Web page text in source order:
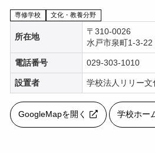
専修学校 文化・教養分野
所在地
〒310-0026
水戸市泉町1-3-22
電話番号 029-303-1010
設置者 学校法人リリー文
GoogleMapを開く 学校ホー